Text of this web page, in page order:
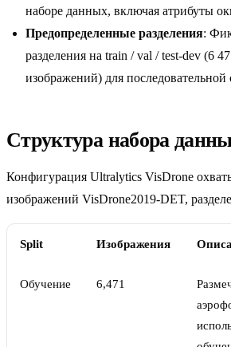
наборе данных, включая атрибуты
Предопределенные разделения:
разделения на train / val / test-dev (6
изображений) для последовательной
Структура набора
Конфигурация Ultralytics VisDrone
изображений VisDrone2019-DET,
Split Изображения
Обучение 6,471